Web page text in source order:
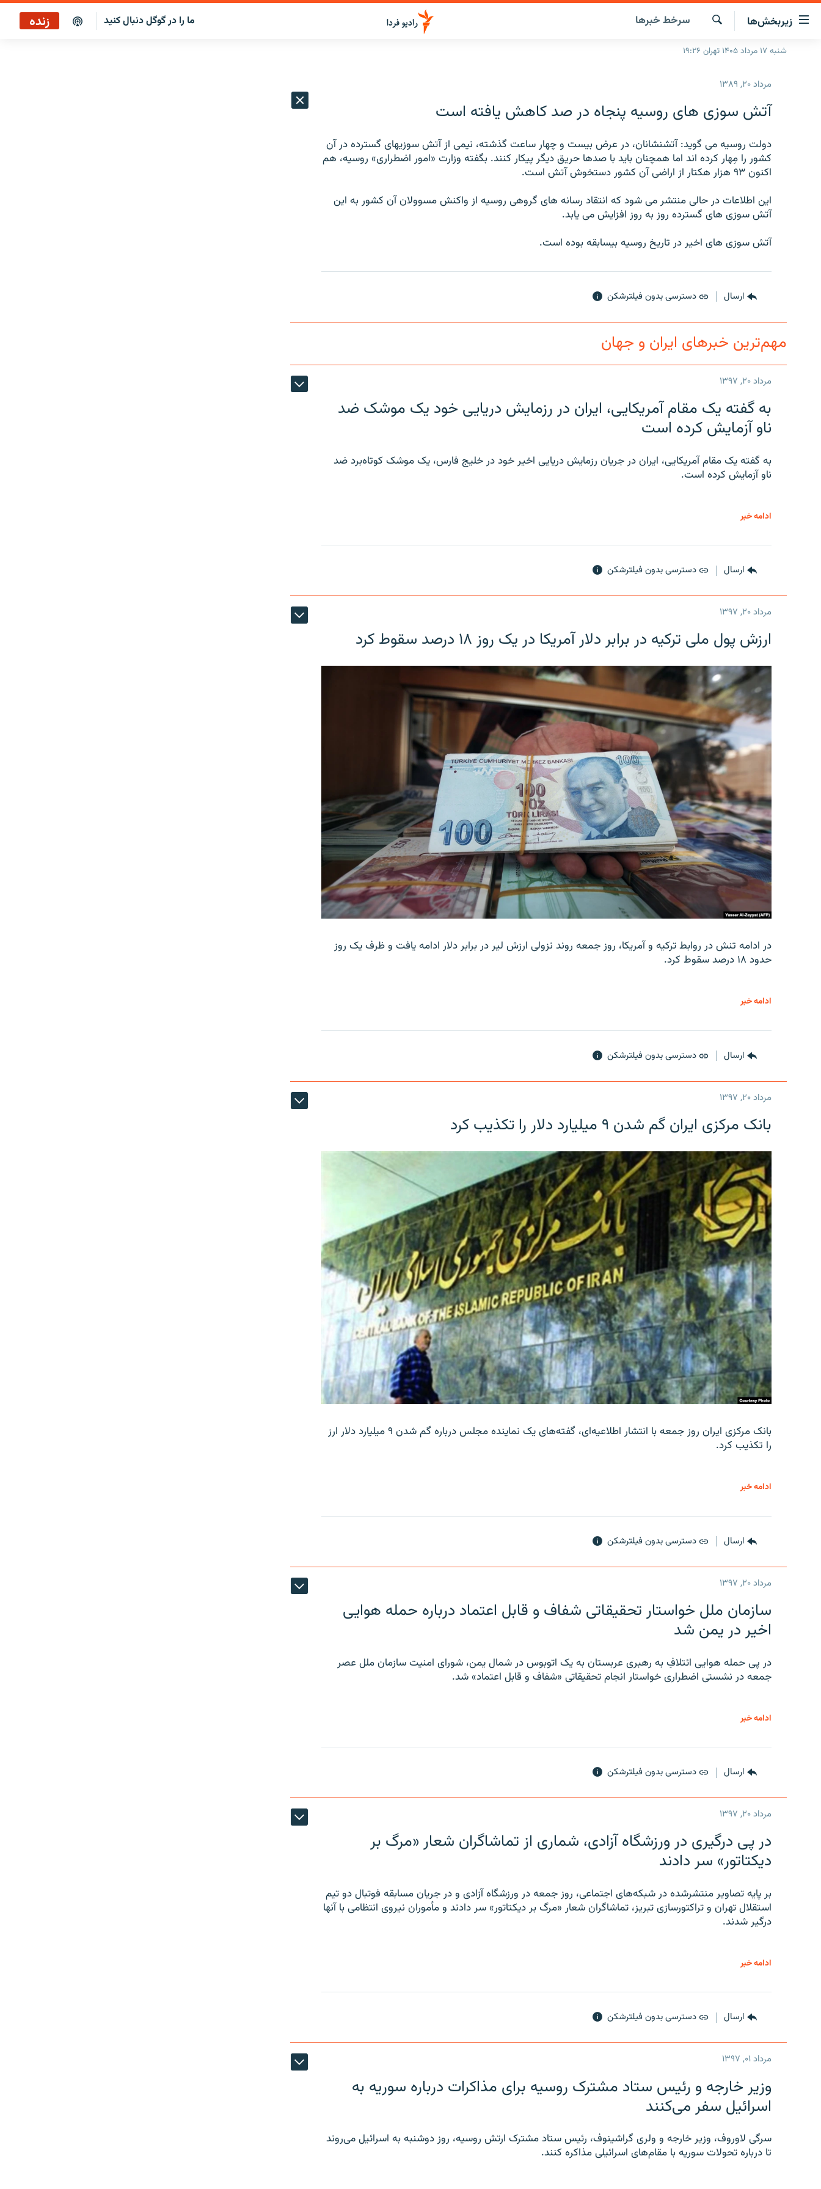
لینک‌های
قابلیت
دسترسی
زیربخش‌ها
صفحه اصلی
انتخاب کنید و بشنوید
برنامه‌های رادیویی
چندرسانه‌ای
گزارش‌های ویدئویی
جستجو
سرخط‌ خبرها ما را در گوگل دنبال کنید زنده
شنبه ۱۷ مرداد ۱۴۰۵ تهران ۱۹:۲۶
مرداد ۲۰, ۱۳۸۹
آتش سوزی های روسیه پنجاه در صد کاهش یافته است
دولت روسیه می گوید: آتشنشانان، در عرض بیست و چهار ساعت گذشته، نیمی از آتش سوزیهای گسترده در آن
کشور را مِهار کرده اند اما همچنان باید با صدها حریق دیگر پیکار کنند. بگفته وزارت «امور اضطراری» روسیه، هم
اکنون ۹۳ هزار هکتار از اراضی آن کشور دستخوش آتش است.
این اطلاعات در حالی منتشر می شود که انتقاد رسانه های گروهی روسیه از واکنش مسوولان آن کشور به این
آتش سوزی های گسترده روز به روز افزایش می یابد.
آتش سوزی های اخیر در تاریخ روسیه بیسابقه بوده است.
ارسال دسترسی بدون فیلترشکن
مهم‌ترین خبرهای ایران و جهان
مرداد ۲۰, ۱۳۹۷
به گفته یک مقام آمریکایی، ایران در رزمایش دریایی خود یک موشک ضد
ناو آزمایش کرده است
به گفته یک مقام آمریکایی، ایران در جریان رزمایش دریایی اخیر خود در خلیج فارس، یک موشک کوتاه‌برد ضد
ناو آزمایش کرده است.
ادامه خبر
ارسال دسترسی بدون فیلترشکن
مرداد ۲۰, ۱۳۹۷
ارزش پول ملی ترکیه در برابر دلار آمریکا در یک روز ۱۸ درصد سقوط کرد
در ادامه تنش در روابط ترکیه و آمریکا، روز جمعه روند نزولی ارزش لیر در برابر دلار ادامه یافت و ظرف یک روز
حدود ۱۸ درصد سقوط کرد.
ادامه خبر
ارسال دسترسی بدون فیلترشکن
مرداد ۲۰, ۱۳۹۷
بانک مرکزی ایران گم شدن ۹ میلیارد دلار را تکذیب کرد
بانک مرکزی ایران روز جمعه با انتشار اطلاعیه‌ای، گفته‌های یک نماینده مجلس درباره گم شدن ۹ میلیارد دلار ارز
را تکذیب کرد.
ادامه خبر
ارسال دسترسی بدون فیلترشکن
مرداد ۲۰, ۱۳۹۷
سازمان ملل خواستار تحقیقاتی شفاف و قابل اعتماد درباره حمله هوایی
اخیر در یمن شد
در پی حمله هوایی ائتلافِ به رهبری عربستان به یک اتوبوس در شمال یمن، شورای امنیت سازمان ملل عصر
جمعه در نشستی اضطراری خواستار انجام تحقیقاتی «شفاف و قابل اعتماد» شد.
ادامه خبر
ارسال دسترسی بدون فیلترشکن
مرداد ۲۰, ۱۳۹۷
در پی درگیری در ورزشگاه آزادی، شماری از تماشاگران شعار «مرگ بر
دیکتاتور» سر دادند
بر پایه تصاویر منتشرشده در شبکه‌های اجتماعی، روز جمعه در ورزشگاه آزادی و در جریان مسابقه فوتبال دو تیم
استقلال تهران و تراکتورسازی تبریز، تماشاگران شعار «مرگ بر دیکتاتور» سر دادند و مأموران نیروی انتظامی با آنها
درگیر شدند.
ادامه خبر
ارسال دسترسی بدون فیلترشکن
مرداد ۰۱, ۱۳۹۷
وزیر خارجه و رئیس‌ ستاد مشترک روسیه برای مذاکرات درباره سوریه به
اسرائیل سفر می‌کنند
سرگی لاوروف، وزیر خارجه و ولری گراشینوف، رئیس ستاد مشترک ارتش روسیه، روز دوشنبه به اسرائیل می‌روند
تا درباره تحولات سوریه با مقام‌های اسرائیلی مذاکره کنند.